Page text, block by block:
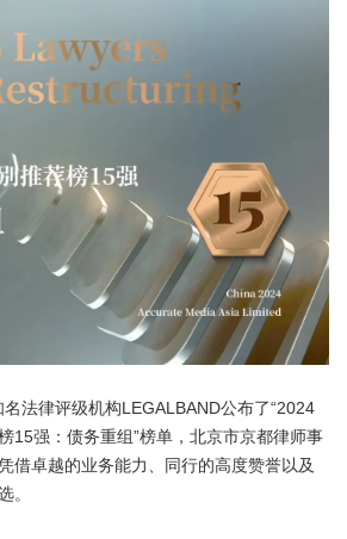
律评级机构LEGALBAND公布了“2024
15强：债务重组”榜单，北京市京都律师事
借卓越的业务能力、同行的高度赞誉以及
。